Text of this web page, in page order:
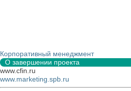
Корпоративный менеджмент
О завершении проекта
www.cfin.ru
www.marketing.spb.ru